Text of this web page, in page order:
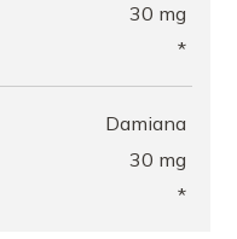
30 mg
*
Damiana
30 mg
*